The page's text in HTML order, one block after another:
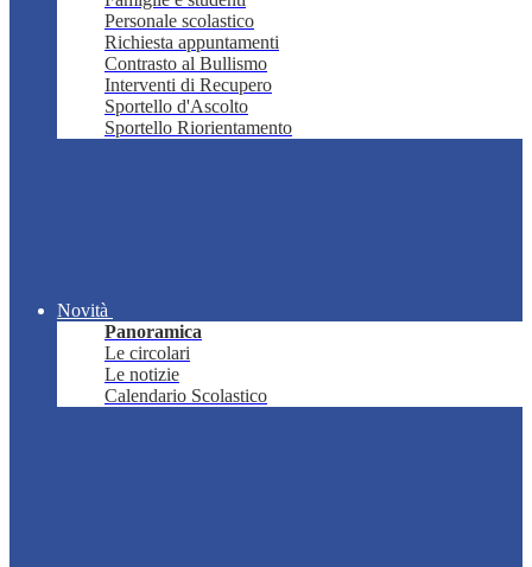
Personale scolastico
Richiesta appuntamenti
Contrasto al Bullismo
Interventi di Recupero
Sportello d'Ascolto
Sportello Riorientamento
Novità
Panoramica
Le circolari
Le notizie
Calendario Scolastico